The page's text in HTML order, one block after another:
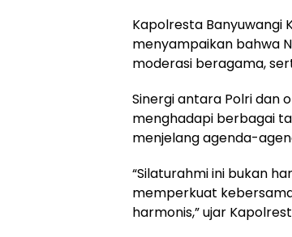
Kapolresta Banyuwangi
menyampaikan bahwa
moderasi beragama,
Sinergi antara Polri dan
menghadapi berbagai
menjelang agenda-
“Silaturahmi ini bukan
memperkuat
harmonis,” ujar